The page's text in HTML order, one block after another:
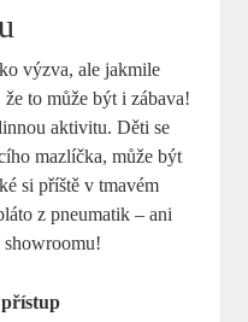
výzva, ale jakmile
to může být i zábava!
aktivitu. Děti se
mazlíčka, může být
si příště v tmavém
z pneumatik – ani
showroomu!